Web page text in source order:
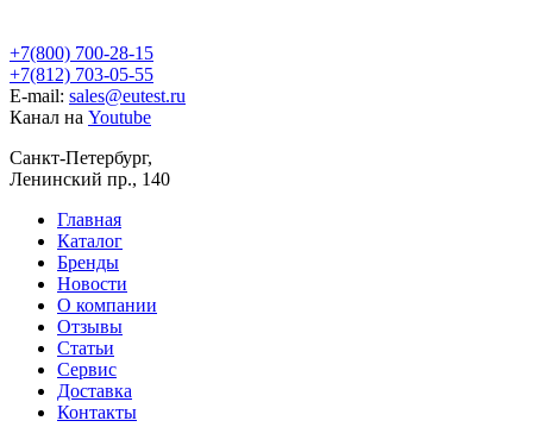
+7(800) 700-28-15
+7(812) 703-05-55
E-mail: sales@eutest.ru
Канал на Youtube
Санкт-Петербург,
Ленинский пр., 140
Главная
Каталог
Бренды
Новости
О компании
Отзывы
Статьи
Сервис
Доставка
Контакты